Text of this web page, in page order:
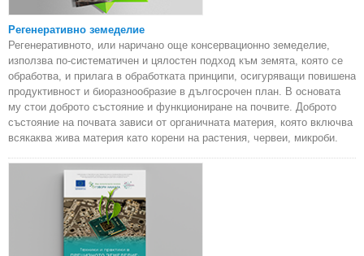
Регенеративно земеделие
Регенеративното, или наричано още консервационно земеделие,
използва по-систематичен и цялостен подход към земята, която се
обработва, и прилага в обработката принципи, осигуряващи повишена
продуктивност и биоразнообразие в дългосрочен план. В основата
му стои доброто състояние и функциониране на почвите. Доброто
състояние на почвата зависи от органичната материя, която включва
всякаква жива материя като корени на растения, червеи, микроби.